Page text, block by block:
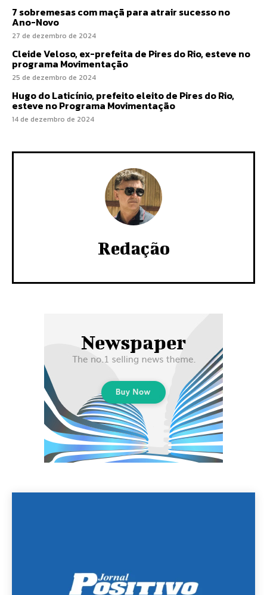
7 sobremesas com maçã para atrair sucesso no
Ano-Novo
27 de dezembro de 2024
Cleide Veloso, ex-prefeita de Pires do Rio, esteve no
programa Movimentação
25 de dezembro de 2024
Hugo do Laticínio, prefeito eleito de Pires do Rio,
esteve no Programa Movimentação
14 de dezembro de 2024
Redação